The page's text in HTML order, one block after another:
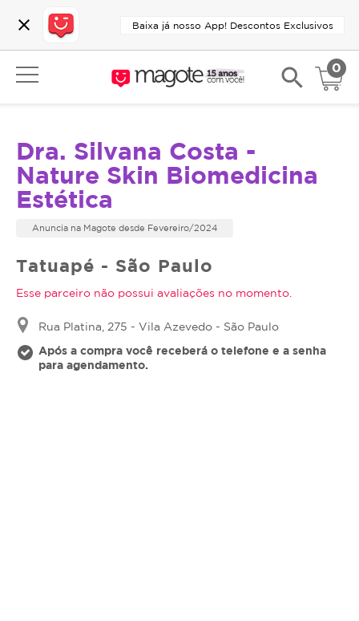
close Baixa já nosso App! Descontos Exclusivos
search 0
Dra. Silvana Costa -
Nature Skin Biomedicina
Estética
Anuncia na Magote desde Fevereiro/2024
Tatuapé - São Paulo
Esse parceiro não possui avaliações no momento.
Rua Platina, 275 - Vila Azevedo - São Paulo
Após a compra você receberá o telefone e a senha
para agendamento.